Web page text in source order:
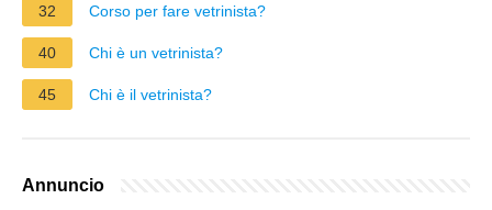
32 Corso per fare vetrinista?
40 Chi è un vetrinista?
45 Chi è il vetrinista?
Annuncio